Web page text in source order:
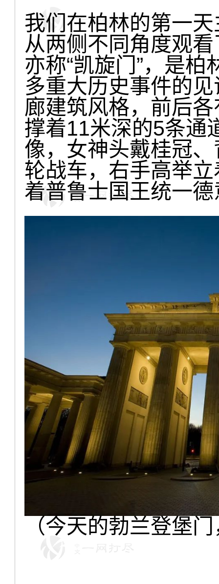
我们在柏林的第一
从两侧不同角度观
亦称“凯旋门”，是
多重大历史事件的
廊建筑风格，前后
撑着11米深的5条通
像，女神头戴桂冠
轮战车，右手高举
着普鲁士国王统一
（今天的勃兰登堡